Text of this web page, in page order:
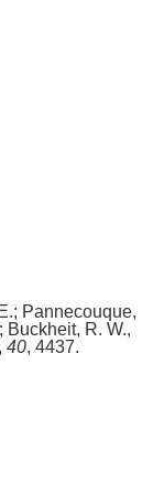
Pannecouque,
Buckheit, R. W.,
, 40, 4437.